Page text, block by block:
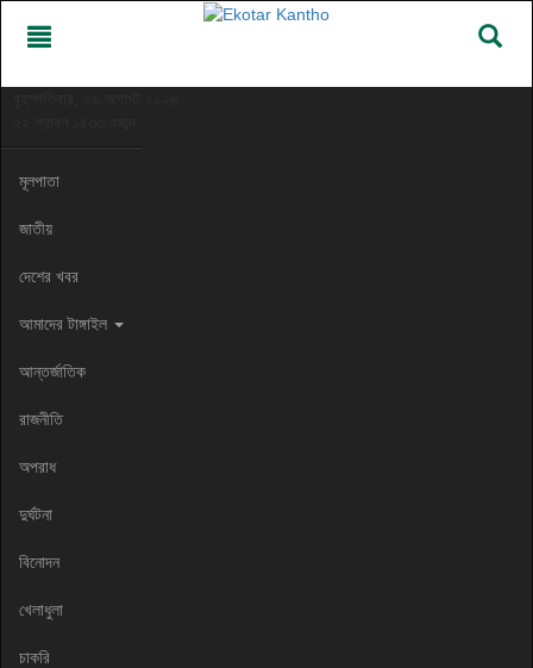
মূলপাতা
জাতীয়
দেশের খবর
আমাদের টাঙ্গাইল
আন্তর্জাতিক
রাজনীতি
অপরাধ
দুর্ঘটনা
বিনোদন
খেলাধুলা
চাকরি